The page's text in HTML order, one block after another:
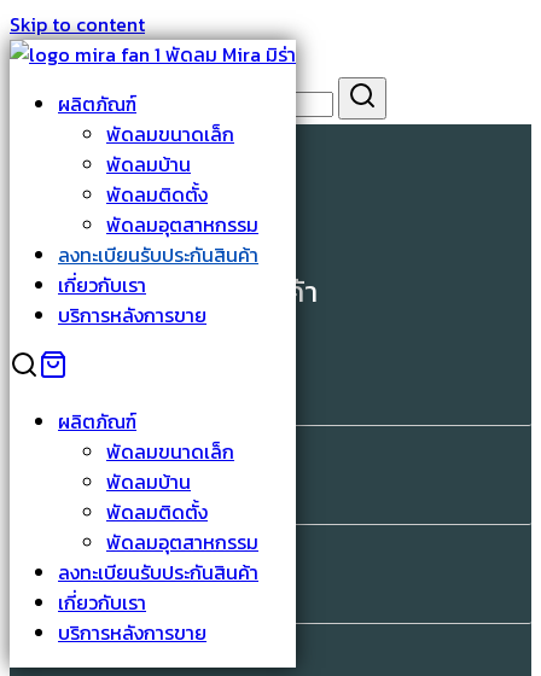
Skip to content
ผลิตภัณฑ์
พัดลมขนาดเล็ก
พัดลมบ้าน
พัดลมติดตั้ง
พัดลมอุตสาหกรรม
ลงทะเบียนรับประกันสินค้า
เกี่ยวกับเรา
บริการหลังการขาย
ผลิตภัณฑ์
พัดลมขนาดเล็ก
พัดลมบ้าน
พัดลมติดตั้ง
พัดลมอุตสาหกรรม
ลงทะเบียนรับประกันสินค้า
เกี่ยวกับเรา
บริการหลังการขาย
Search for:
ลงทะเบียนรับประกันสินค้า
ลงทะเบียนรับประกันสินค้า
ชื่อ-นามสกุล
เบอร์โทรศัพท์*
อีเมล *
รายละเอียดยี่ห้อ*